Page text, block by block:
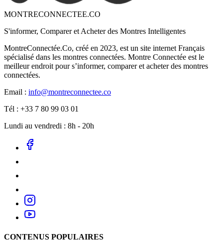
MONTRECONNECTEE.CO
S'informer, Comparer et Acheter des Montres Intelligentes
MontreConnectée.Co, créé en 2023, est un site internet Français
spécialisé dans les montres connectées. Montre Connectée est le
meilleur endroit pour s’informer, comparer et acheter des montres
connectées.
Email : info@montreconnectee.co
Tél : +33 7 80 99 03 01
Lundi au vendredi : 8h - 20h
CONTENUS POPULAIRES